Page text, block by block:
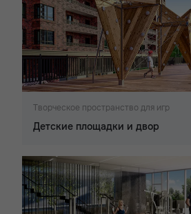
Творческое пространство для игр
Детские площадки и двор